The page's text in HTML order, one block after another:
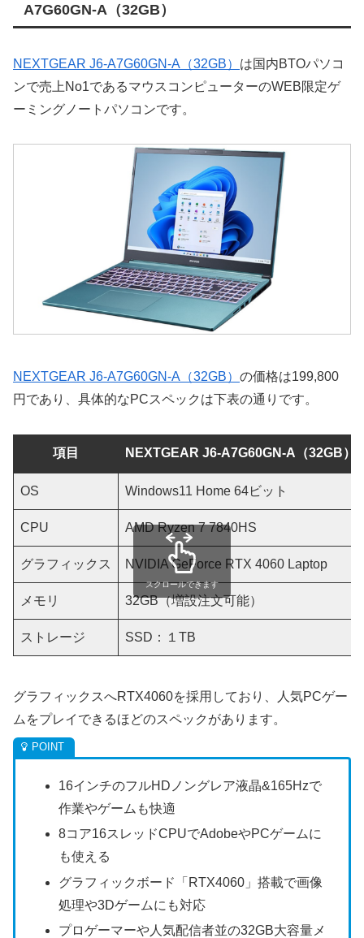
A7G60GN-A（32GB）
NEXTGEAR J6-A7G60GN-A（32GB） は国内BTOパソコ
ンで売上No1であるマウスコンピューターのWEB限定ゲ
ーミングノートパソコンです。
NEXTGEAR J6-A7G60GN-A（32GB） の価格は199,800
円であり、具体的なPCスペックは下表の通りです。
項目 NEXTGEAR J6-A7G60GN-A（32GB）
OS Windows11 Home 64ビット
CPU AMD Ryzen 7 7840HS
グラフィックス NVIDIA GeForce RTX 4060 Laptop
メモリ 32GB（増設注文可能）
ストレージ SSD：１TB
スクロールできます
グラフィックスへRTX4060を採用しており、人気PCゲー
ムをプレイできるほどのスペックがあります。
16インチのフルHDノングレア液晶&165Hzで
作業やゲームも快適
8コア16スレッドCPUでAdobeやPCゲームに
も使える
グラフィックボード「RTX4060」搭載で画像
処理や3Dゲームにも対応
プロゲーマーや人気配信者並の32GB大容量メ